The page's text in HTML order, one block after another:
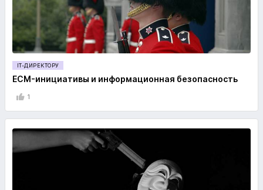
IT-ДИРЕКТОРУ
ECM-инициативы и информационная безопасность
1